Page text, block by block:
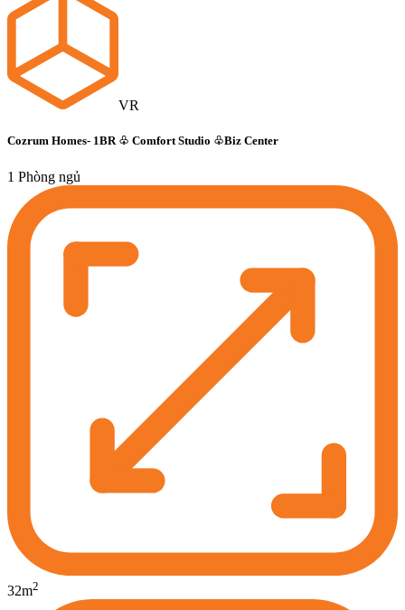
VR
Cozrum Homes- 1BR ♧ Comfort Studio ♧Biz Center
1 Phòng ngủ
32m2